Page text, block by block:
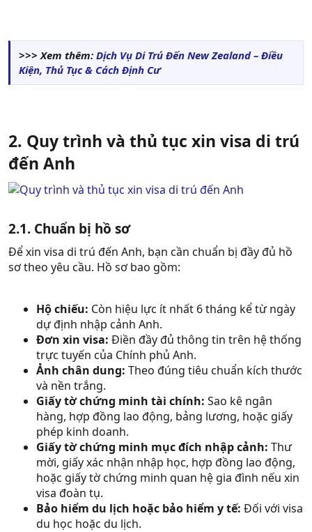
>>> Xem thêm: Dịch Vụ Di Trú Đến New Zealand – Điều
Kiện, Thủ Tục & Cách Định Cư
2. Quy trình và thủ tục xin visa di trú
đến Anh
2.1. Chuẩn bị hồ sơ
Để xin visa di trú đến Anh, bạn cần chuẩn bị đầy đủ hồ
sơ theo yêu cầu. Hồ sơ bao gồm:
Hộ chiếu: Còn hiệu lực ít nhất 6 tháng kể từ ngày
dự định nhập cảnh Anh.
Đơn xin visa: Điền đầy đủ thông tin trên hệ thống
trực tuyến của Chính phủ Anh.
Ảnh chân dung: Theo đúng tiêu chuẩn kích thước
và nền trắng.
Giấy tờ chứng minh tài chính: Sao kê ngân
hàng, hợp đồng lao động, bảng lương, hoặc giấy
phép kinh doanh.
Giấy tờ chứng minh mục đích nhập cảnh: Thư
mời, giấy xác nhận nhập học, hợp đồng lao động,
hoặc giấy tờ chứng minh quan hệ gia đình nếu xin
visa đoàn tụ.
Bảo hiểm du lịch hoặc bảo hiểm y tế: Đối với visa
du học hoặc du lịch.